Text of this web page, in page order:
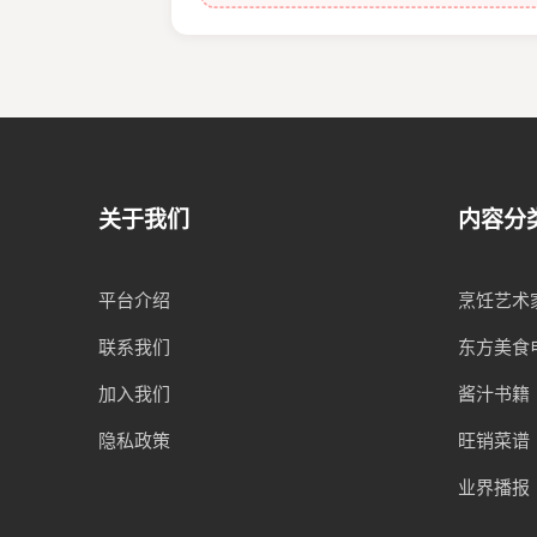
关于我们
平台介绍
联系我们
加入我们
隐私政策
内容分
烹饪艺术
东方美食
酱汁书籍
旺销菜谱
业界播报